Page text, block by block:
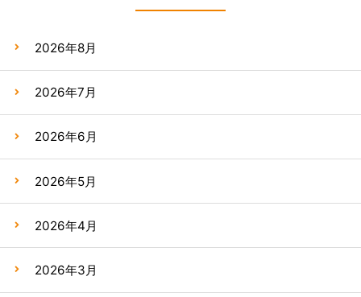
2026年8月
2026年7月
2026年6月
2026年5月
2026年4月
2026年3月